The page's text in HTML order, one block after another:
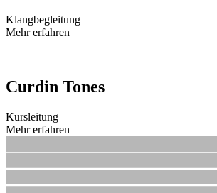
Klangbegleitung
Mehr erfahren
Curdin Tones
Kursleitung
Mehr erfahren